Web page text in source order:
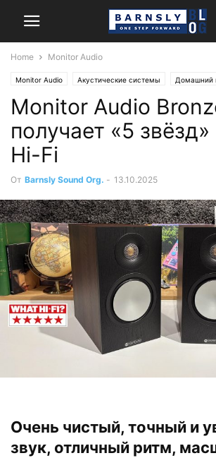
Home Monitor Audio
Monitor Audio Акустические системы Домашний
Обзоры и тесты Стерео
Monitor Audio
получает «5
Hi-Fi
От Barnsly Sound Org. - 13.10.2025
Очень чистый, точный и
звук, отличный ритм,